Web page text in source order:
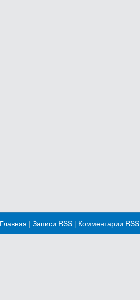
Главная | Записи RSS | Комментарии RSS